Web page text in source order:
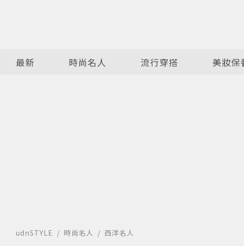
最新 時尚名人 流行穿搭 美妝保
udnSTYLE 時尚名人 西洋名人